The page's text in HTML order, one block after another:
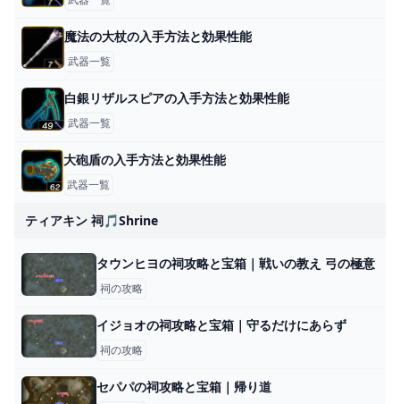
魔法の大杖の入手方法と効果性能
武器一覧
白銀リザルスピアの入手方法と効果性能
武器一覧
大砲盾の入手方法と効果性能
武器一覧
ティアキン 祠🎵shrine
タウンヒヨの祠攻略と宝箱｜戦いの教え 弓の極意
祠の攻略
イジョオの祠攻略と宝箱｜守るだけにあらず
祠の攻略
セパパの祠攻略と宝箱｜帰り道